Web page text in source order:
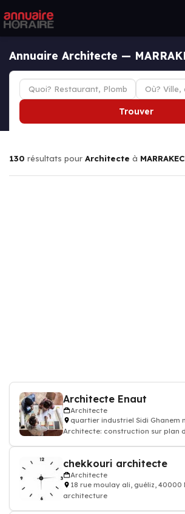
Annuaire Architecte —
Trouver
130 résultats pour Architecte à
Architecte Enaut
Architecte
quartier industriel Sidi Ghanem
Architecte: construction sur plan
chekkouri architecte
Architecte
18 rue moulay ali, guéliz, 40000
architecture